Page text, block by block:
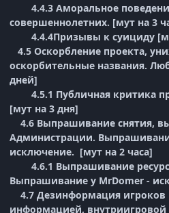
4.4.3 Аморальное
совершеннолетних. [мут на 3
4.4.4Призывы к суициду
4.5 Оскорбление проекта,
оскорбительные названия.
дней]
4.5.1 Публичная критика
[мут на 3 дня]
4.6 Выпрашивание снятия,
Администрации.
исключение. [мут на 2 часа]
4.6.1 Выпрашивание
Выпрашивание у MrDomer -
4.7 Дезинформация игроков
информацией,